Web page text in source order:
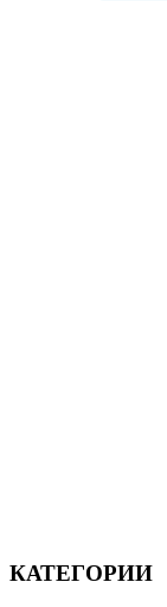
КАТЕГОРИИ